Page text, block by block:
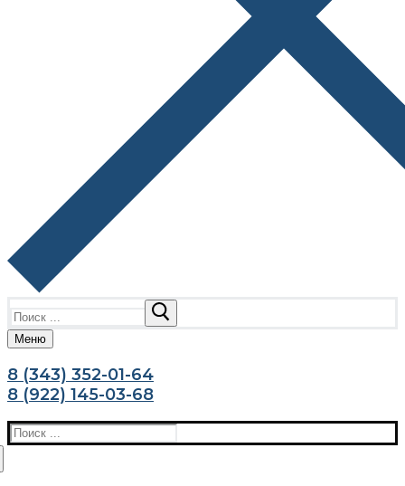
Найти:
Меню
8 (343) 352-01-64
8 (922) 145-03-68
Найти: